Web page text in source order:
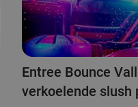
Entree Bounce
verkoelende slush